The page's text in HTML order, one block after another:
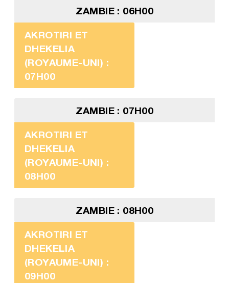
ZAMBIE : 06H00
AKROTIRI ET
DHEKELIA
(ROYAUME-UNI) :
07H00
ZAMBIE : 07H00
AKROTIRI ET
DHEKELIA
(ROYAUME-UNI) :
08H00
ZAMBIE : 08H00
AKROTIRI ET
DHEKELIA
(ROYAUME-UNI) :
09H00